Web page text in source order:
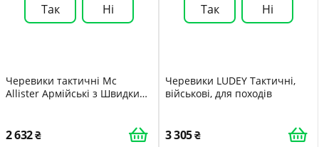
Так Ні
Черевики тактичні Mc
Allister Армійські з Швидким
2 632
Так Ні
Черевики LUDEY Тактичні,
військові, для походів
3 305